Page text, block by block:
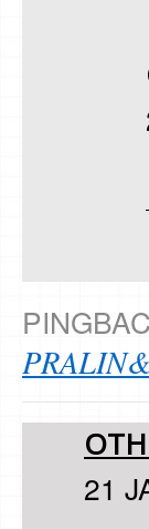
21